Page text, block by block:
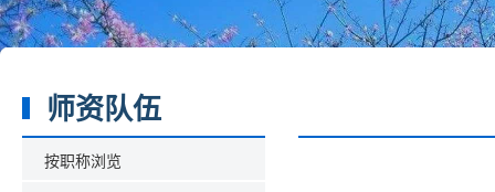
师资队伍
按职称浏览